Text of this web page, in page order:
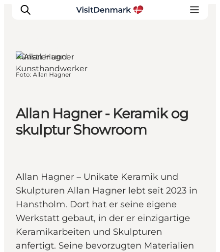
Erlebnisse
Unterkünfte
Reiseplanung
Allan Hagner - Keramik og
skulptur Showroom
Allan Hagner – Unikate Keramik und
Skulpturen Allan Hagner lebt seit 2023 in
Hanstholm. Dort hat er seine eigene
Werkstatt gebaut, in der er einzigartige
Keramikarbeiten und Skulpturen
anfertigt. Seine bevorzugten Materialien
Künstler und
Kunsthandwerker
Foto: Allan Hagner